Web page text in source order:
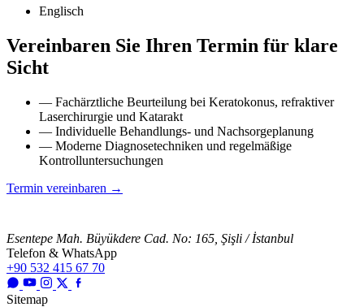
Englisch
Vereinbaren Sie Ihren Termin für klare
Sicht
— Fachärztliche Beurteilung bei Keratokonus, refraktiver
Laserchirurgie und Katarakt
— Individuelle Behandlungs- und Nachsorgeplanung
— Moderne Diagnosetechniken und regelmäßige
Kontrolluntersuchungen
Termin vereinbaren →
Esentepe Mah. Büyükdere Cad. No: 165, Şişli / İstanbul
Telefon & WhatsApp
+90 532 415 67 70
Sitemap